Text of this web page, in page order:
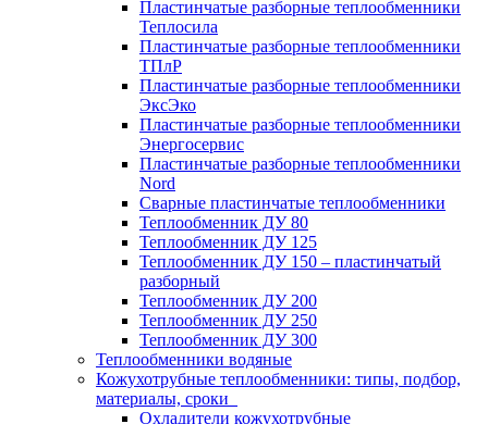
Пластинчатые разборные теплообменники
Теплосила
Пластинчатые разборные теплообменники
ТПлР
Пластинчатые разборные теплообменники
ЭксЭко
Пластинчатые разборные теплообменники
Энергосервис
Пластинчатые разборные теплообменники
Nord
Сварные пластинчатые теплообменники
Теплообменник ДУ 80
Теплообменник ДУ 125
Теплообменник ДУ 150 – пластинчатый
разборный
Теплообменник ДУ 200
Теплообменник ДУ 250
Теплообменник ДУ 300
Теплообменники водяные
Кожухотрубные теплообменники: типы, подбор,
материалы, сроки
Охладители кожухотрубные